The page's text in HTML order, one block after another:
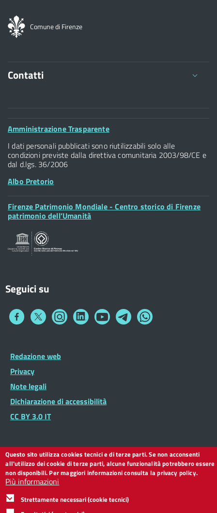
Comune di Firenze
Contatti
Comune di Firenze
Palazzo Vecchio
Piazza della Signoria - 50122, Firenze
P.IVA 01307110484
Posta Elettronica Certificata
Footer
Amministrazione Trasparente
I dati personali pubblicati sono riutilizzabili solo alle
condizioni previste dalla direttiva comunitaria 2003/98/CE e
dal d.lgs. 36/2006
Albo Pretorio
Footer
Widget
Firenze Patrimonio Mondiale - Centro storico di Firenze
patrimonio dell’Umanità
Seguici su
Collegamento
Collegamento
a
Collegamento
a
Collegamento
a
Collegamento
a
Collegamento
a
Collegamento
a
Footer
Widget
Footer
menu
Redazione web
Privacy
Note legali
Dichiarazione di accessibilità
CC BY 3.0 IT
Questo sito utilizza cookies tecnici e di terze parti. Se non acconsenti
all'utilizzo dei cookie di terze parti, alcune funzionalità potrebbero essere
non disponibili. Per maggiori informazioni consulta la privacy policy.
Più informazioni
Strettamente necessari (cookie tecnici)